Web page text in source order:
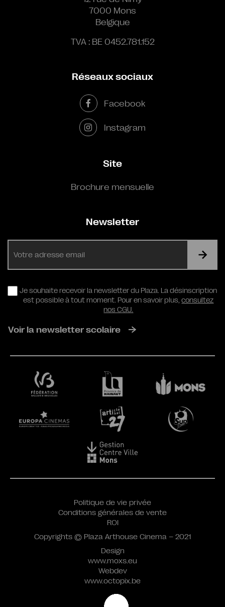
7000 Mons
Belgique
TVA : BE 0452.781.152
Réseaux sociaux
Facebook
Instagram
Site
Brochure mensuelle
Newsletter
RGPD
Je souhaite recevoir la newsletter du Plaza. La désinscription
est possible à tout moment. Pour en savoir plus,consultez
nos CGU.
Voir la newsletter scolaire
Design
www.moxs.eu
Webdev
www.octopix.be
Politique de vie privée
Conditions générales de vente
ROI
Copyrights © Plaza Arthouse Cinema – 2021